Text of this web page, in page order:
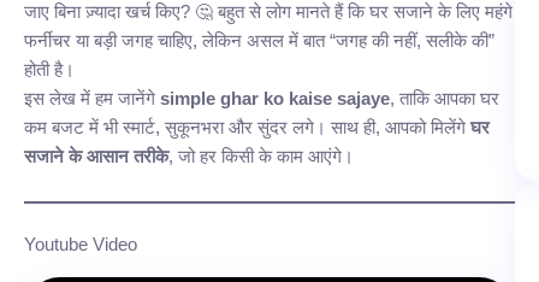
जाए बिना ज़्यादा खर्च किए? 🤔 बहुत से लोग मानते हैं कि घर सजाने के लिए महंगे
फर्नीचर या बड़ी जगह चाहिए, लेकिन असल में बात “जगह की नहीं, सलीके की”
होती है।
इस लेख में हम जानेंगे simple ghar ko kaise sajaye, ताकि आपका घर
कम बजट में भी स्मार्ट, सुकूनभरा और सुंदर लगे। साथ ही, आपको मिलेंगे घर
सजाने के आसान तरीके, जो हर किसी के काम आएंगे।
Youtube Video